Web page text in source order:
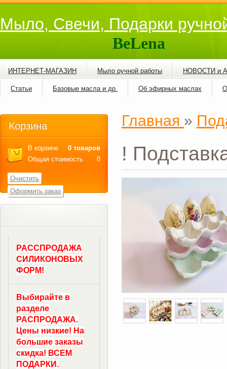
Мыло, Свечи, Подарки
BeLena
ИНТЕРНЕТ-МАГАЗИН Мыло ручной работы НОВОСТИ и
Статьи Базовые масла и др. Об эфирных маслах
Главная »
!
Корзина
В корзине
0 товаров
Общая стоимость
0
Очистить
Оформить заказ
РАССПРОДАЖА
СИЛИКОНОВЫХ
ФОРМ!
Выбирайте в
разделе
РАСПРОДАЖА.
Цены низкие! На
большие заказы
скидка! ВСЕМ
ПОДАРКИ.